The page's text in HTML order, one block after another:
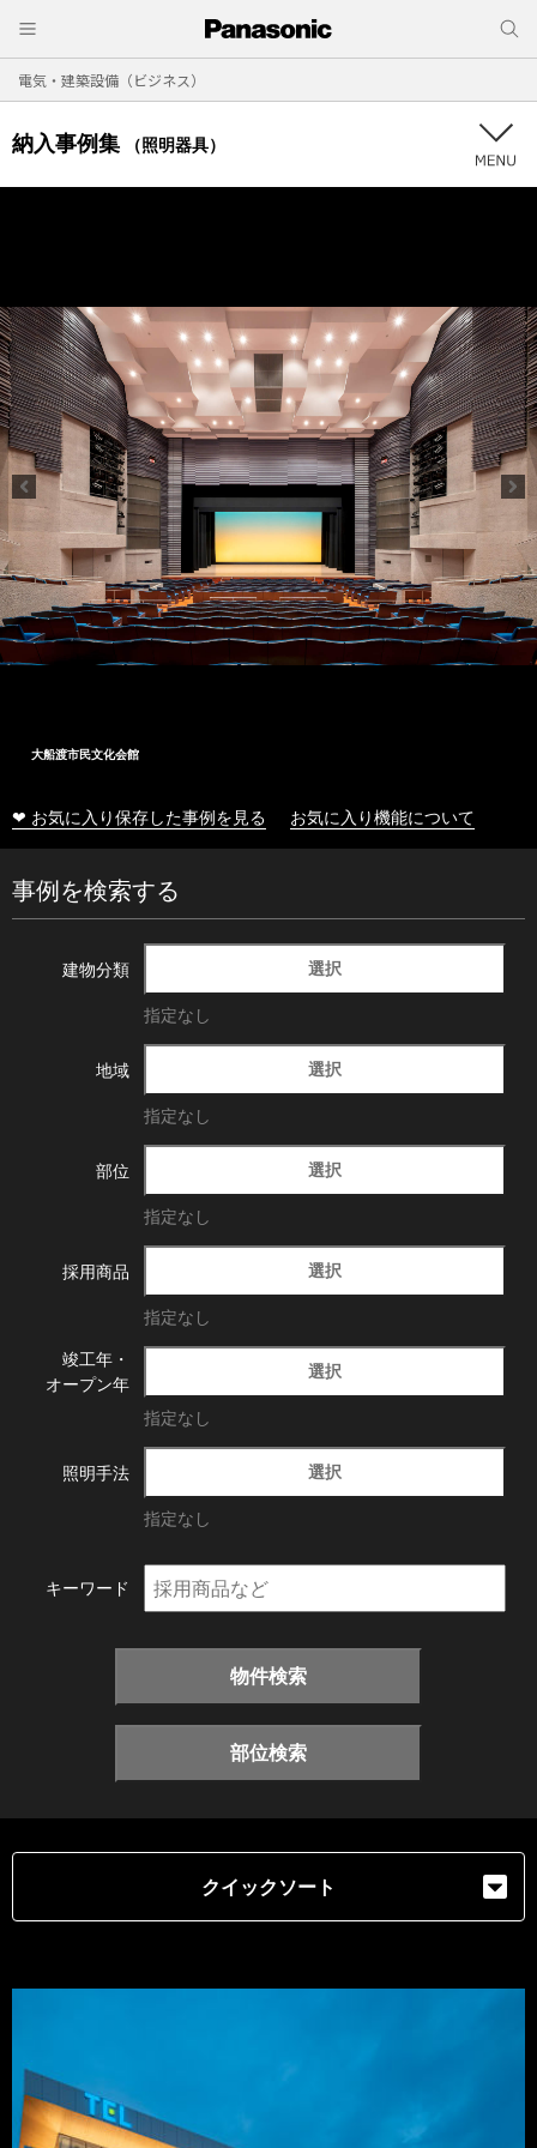
電気・建築設備（ビジネス）
納入事例集 （照明器具）
大船渡市民文化会館
❤ お気に入り保存した事例を見る お気に入り機能について
事例を検索する
建物分類 選択
指定なし
地域 選択
指定なし
部位 選択
指定なし
採用商品 選択
指定なし
竣工年・
オープン年
選択
指定なし
照明手法 選択
指定なし
キーワード
物件検索
部位検索
クイックソート